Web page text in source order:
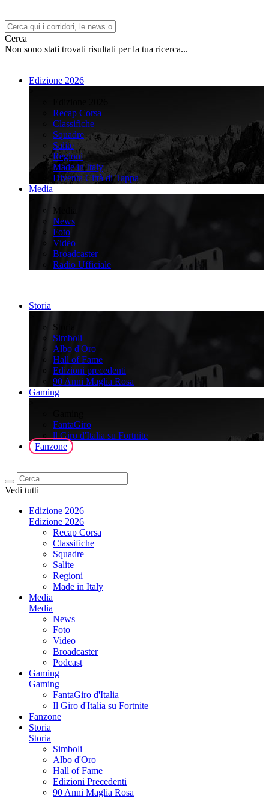
Cerca
Non sono stati trovati risultati per la tua ricerca...
Edizione 2026
Recap Corsa
Classifiche
Squadre
Salite
Regioni
Made in Italy
Diventa Città di Tappa
Media
Media
News
Foto
Video
Broadcaster
Radio Ufficiale
Storia
Storia
Simboli
Albo d'Oro
Hall of Fame
Edizioni precedenti
90 Anni Maglia Rosa
Gaming
FantaGiro
ll Giro d'Italia su Fortnite
Fanzone
Vedi tutti
Edizione 2026
Edizione 2026
Recap Corsa
Classifiche
Squadre
Salite
Regioni
Made in Italy
Media
Media
News
Foto
Video
Broadcaster
Podcast
Gaming
Gaming
FantaGiro d'Italia
Il Giro d'Italia su Fortnite
Fanzone
Storia
Storia
Simboli
Albo d'Oro
Hall of Fame
Edizioni Precedenti
90 Anni Maglia Rosa